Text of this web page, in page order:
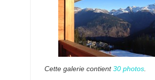
Cette galerie contient30 photos